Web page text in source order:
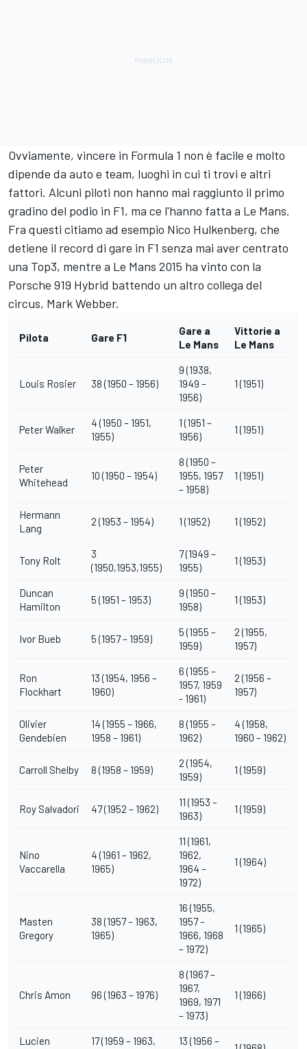
Ovviamente, vincere in Formula 1 non è facile e molto
dipende da auto e team, luoghi in cui ti trovi e altri
fattori. Alcuni piloti non hanno mai raggiunto il primo
gradino del podio in F1, ma ce l'hanno fatta a Le Mans.
Fra questi citiamo ad esempio Nico Hulkenberg, che
detiene il record di gare in F1 senza mai aver centrato
una Top3, mentre a Le Mans 2015 ha vinto con la
Porsche 919 Hybrid battendo un altro collega del
circus, Mark Webber.
Pilota Gare F1
Gare a
Le Mans
Vittorie a
Le Mans
Louis Rosier 38 (1950 – 1956)
9 (1938,
1949 –
1956)
1 (1951)
Peter Walker
4 (1950 – 1951,
1955)
1 (1951 –
1956)
1 (1951)
Peter
Whitehead
10 (1950 – 1954)
8 (1950 –
1955, 1957
– 1958)
1 (1951)
Hermann
Lang
2 (1953 – 1954) 1 (1952) 1 (1952)
Tony Rolt
3
(1950,1953,1955)
7 (1949 –
1955)
1 (1953)
Duncan
Hamilton
5 (1951 – 1953)
9 (1950 –
1958)
1 (1953)
Ivor Bueb 5 (1957 – 1959)
5 (1955 –
1959)
2 (1955,
1957)
Ron
Flockhart
13 (1954, 1956 –
1960)
6 (1955 –
1957, 1959
- 1961)
2 (1956 –
1957)
Olivier
Gendebien
14 (1955 – 1966,
1958 – 1961)
8 (1955 –
1962)
4 (1958,
1960 – 1962)
Carroll Shelby 8 (1958 – 1959)
2 (1954,
1959)
1 (1959)
Roy Salvadori 47 (1952 – 1962)
11 (1953 –
1963)
1 (1959)
Nino
Vaccarella
4 (1961 – 1962,
1965)
11 (1961,
1962,
1964 –
1972)
1 (1964)
Masten
Gregory
38 (1957 – 1963,
1965)
16 (1955,
1957 –
1966, 1968
– 1972)
1 (1965)
Chris Amon 96 (1963 – 1976)
8 (1967 –
1967,
1969, 1971
– 1973)
1 (1966)
Lucien
17 (1959 – 1963,
13 (1956 –